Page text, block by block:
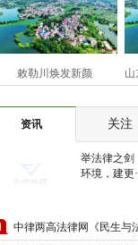
敕勒川焕发新颜 山
资讯
关注
举法律之剑
环境，建更
中律两高法律网《民生与